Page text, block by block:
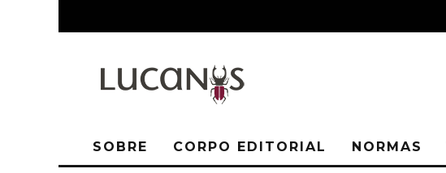
SOBRE CORPO EDITORIAL NORMAS